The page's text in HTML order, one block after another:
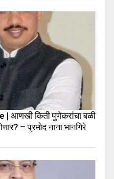
आणखी किती पुणेकरांचा बळी
– प्रमोद नाना भानगिरे